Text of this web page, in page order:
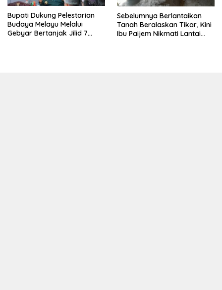
Bupati Dukung Pelestarian
Budaya Melayu Melalui
Gebyar Bertanjak Jilid 7
Sebelumnya Berlantaikan
Tanah Beralaskan Tikar, Kini
Ibu Paijem Nikmati Lantai